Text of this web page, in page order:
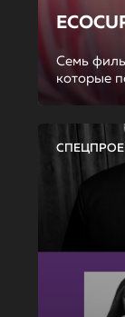
Семь
которые